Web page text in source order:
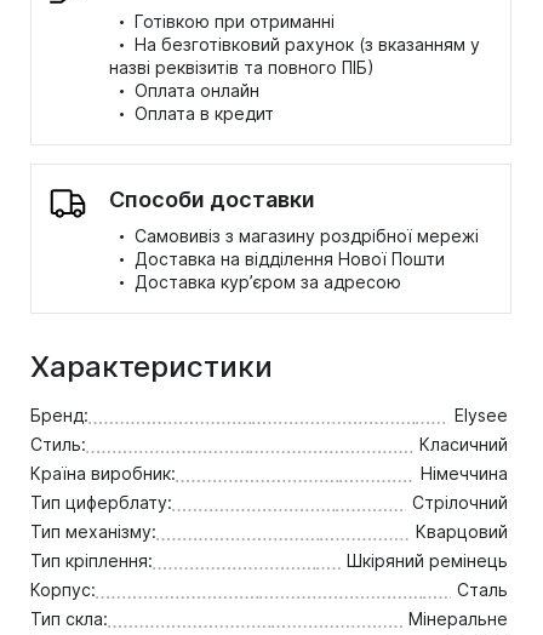
· Готівкою при отриманні
· На безготівковий рахунок (з вказанням у
назві реквізитів та повного ПІБ)
· Оплата онлайн
· Оплата в кредит
Способи доставки
· Самовивіз з магазину роздрібної мережі
· Доставка на відділення Нової Пошти
· Доставка кур’єром за адресою
Характеристики
Бренд:
Elysee
Стиль:
Класичний
Країна виробник:
Німеччина
Тип циферблату:
Стрілочний
Тип механізму:
Кварцовий
Тип кріплення:
Шкіряний ремінець
Корпус:
Сталь
Тип скла:
Мінеральне